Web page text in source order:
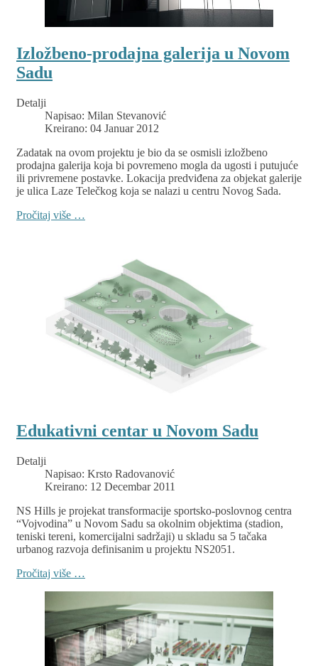
Izložbeno-prodajna galerija u Novom
Sadu
Detalji
Napisao: Milan Stevanović
Kreirano: 04 Januar 2012
Zadatak na ovom projektu je bio da se osmisli izložbeno
prodajna galerija koja bi povremeno mogla da ugosti i putujuće
ili privremene postavke. Lokacija predviđena za objekat galerije
je ulica Laze Telečkog koja se nalazi u centru Novog Sada.
Pročitaj više …
Edukativni centar u Novom Sadu
Detalji
Napisao: Krsto Radovanović
Kreirano: 12 Decembar 2011
NS Hills je projekat transformacije sportsko-poslovnog centra
“Vojvodina” u Novom Sadu sa okolnim objektima (stadion,
teniski tereni, komercijalni sadržaji) u skladu sa 5 tačaka
urbanog razvoja definisanim u projektu NS2051.
Pročitaj više …